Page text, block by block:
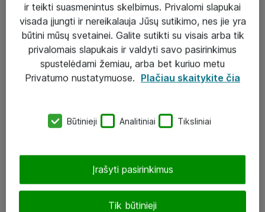
Sprendimai
Įgyvendinti projektai
Atea ekspertų patarimai verslui
eShop@atea.lt
ir teikti suasmenintus skelbimus. Privalomi slapukai
visada įjungti ir nereikalauja Jūsų sutikimo, nes jie yra
būtini mūsų svetainei. Galite sutikti su visais arba tik
privalomais slapukais ir valdyti savo pasirinkimus
spustelėdami žemiau, arba bet kuriuo metu
Privatumo nustatymuose. Plačiau skaitykite čia
Būtinieji Analitiniai Tiksliniai
Tik būtinieji
Įrašyti pasirinkimus